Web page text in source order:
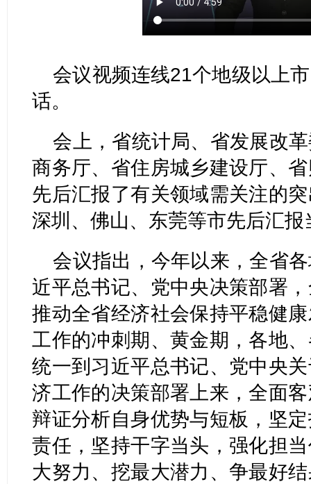
会议视频连线21个地级以上
话。
会上，省统计局、省发展改
商务厅、省住房城乡建设厅、
先后汇报了有关领域需关注的
深圳、佛山、东莞等市先后汇
会议指出，今年以来，全省
近平总书记、党中央决策部署
推动全省经济社会保持平稳健
工作的冲刺期、黄金期，各地
统一到习近平总书记、党中央
济工作的决策部署上来，全面
辩证分析自身优势与短板，坚
责任，坚持干字当头，强化担
大努力、挖最大潜力、争最好